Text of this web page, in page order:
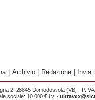
Archivio Redazione Invia
2, 28845 Domodossola (VB) -
sociale: 10.000 € i.v. -